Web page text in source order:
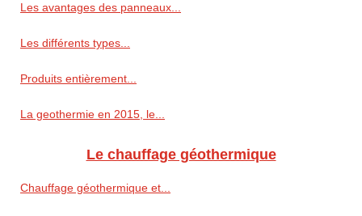
Les avantages des panneaux...
Les différents types...
Produits entièrement...
La geothermie en 2015, le...
Le chauffage géothermique
Chauffage géothermique et...